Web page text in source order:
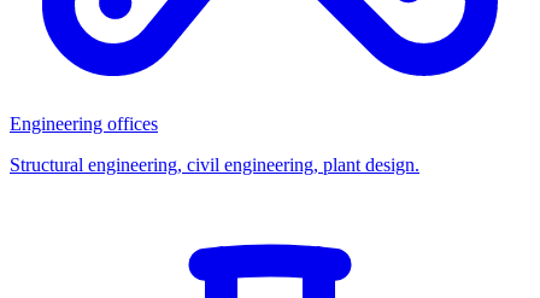
Engineering offices
Structural engineering, civil engineering, plant design.